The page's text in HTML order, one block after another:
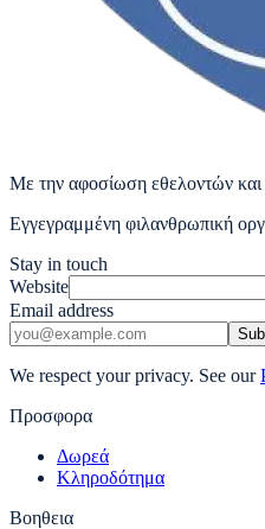
Με την αφοσίωση εθελοντών και
Εγγεγραμμένη φιλανθρωπική
Stay in touch
Website
Email address
We respect your privacy. See our
Προσφορα
Δωρεά
Κληροδότημα
Βοηθεια